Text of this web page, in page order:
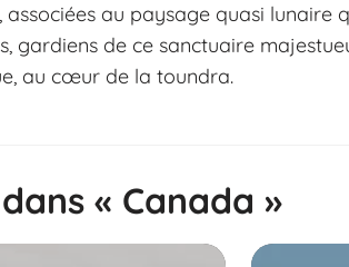
associées au paysage quasi lunaire
gardiens de ce sanctuaire
au cœur de la toundra.
« Canada »